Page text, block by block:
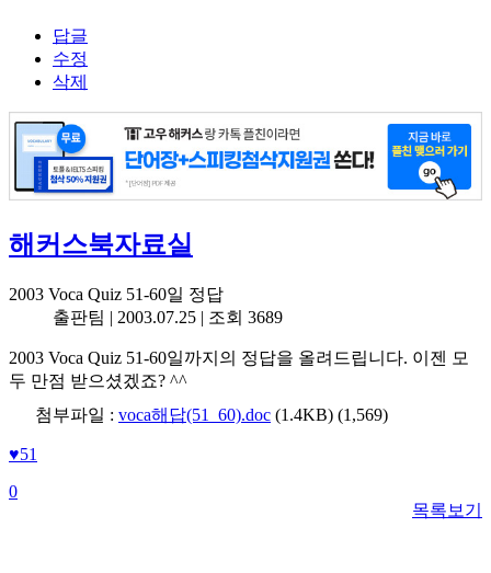
답글
수정
삭제
해커스북자료실
2003 Voca Quiz 51-60일 정답
출판팀 | 2003.07.25 | 조회 3689
2003 Voca Quiz 51-60일까지의 정답을 올려드립니다. 이젠 모
두 만점 받으셨겠죠? ^^
첨부파일 : voca해답(51_60).doc (1.4KB) (1,569)
♥51
목록보기
0